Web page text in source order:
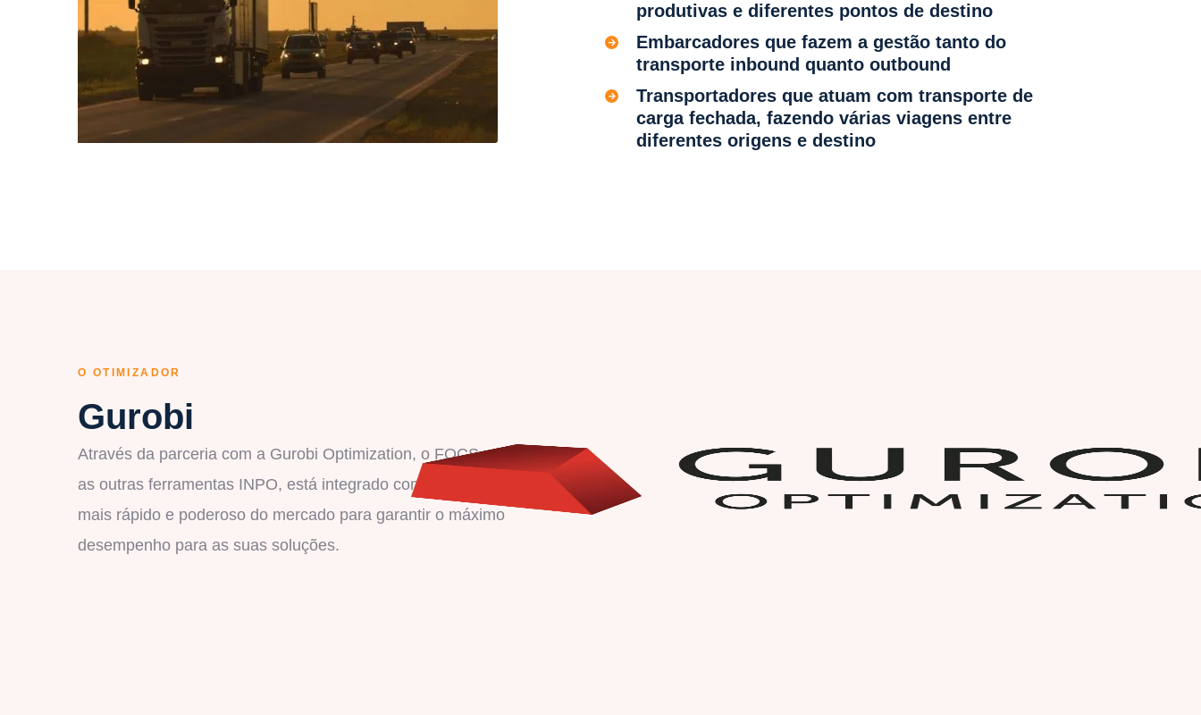
produtivas e diferentes pontos de destino
Embarcadores que fazem a gestão tanto do
transporte inbound quanto outbound
Transportadores que atuam com transporte de
carga fechada, fazendo várias viagens entre
diferentes origens e destino
O OTIMIZADOR
Gurobi
Através da parceria com a Gurobi Optimization, o FOCS, assim como
as outras ferramentas INPO, está integrado com o Gurobi, o otimizador
mais rápido e poderoso do mercado para garantir o máximo
desempenho para as suas soluções.